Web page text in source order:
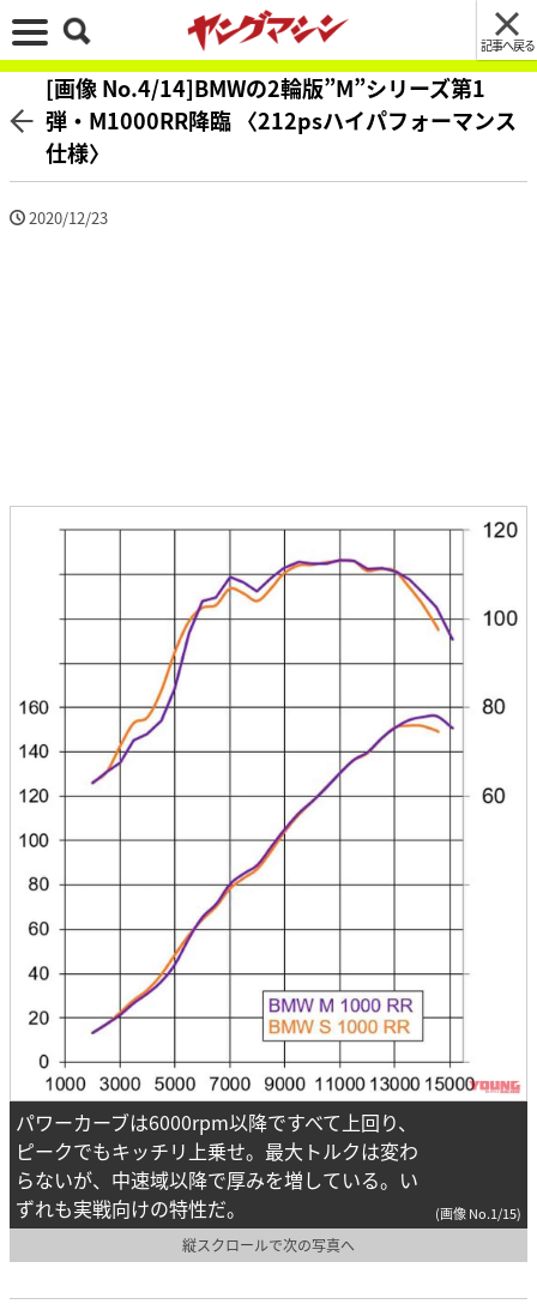
記事へ戻る
[画像 No.4/14]BMWの2輪版”M”シリーズ第1
弾・M1000RR降臨 〈212psハイパフォーマンス
仕様〉
2020/12/23
パワーカーブは6000rpm以降ですべて上回り、
ピークでもキッチリ上乗せ。最大トルクは変わ
らないが、中速域以降で厚みを増している。い
ずれも実戦向けの特性だ。
(画像 No.1/15)
縦スクロールで次の写真へ